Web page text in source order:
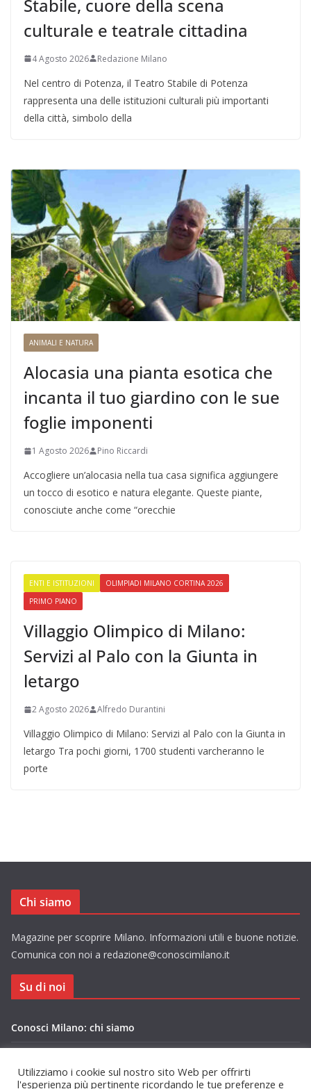
Stabile, cuore della scena
culturale e teatrale cittadina
4 Agosto 2026 Redazione Milano
Nel centro di Potenza, il Teatro Stabile di Potenza
rappresenta una delle istituzioni culturali più importanti
della città, simbolo della
ANIMALI E NATURA
Alocasia una pianta esotica che
incanta il tuo giardino con le sue
foglie imponenti
1 Agosto 2026 Pino Riccardi
Accogliere un’alocasia nella tua casa significa aggiungere
un tocco di esotico e natura elegante. Queste piante,
conosciute anche come “orecchie
ENTI E ISTITUZIONI
OLIMPIADI MILANO CORTINA 2026
PRIMO PIANO
Villaggio Olimpico di Milano:
Servizi al Palo con la Giunta in
letargo
2 Agosto 2026 Alfredo Durantini
Villaggio Olimpico di Milano: Servizi al Palo con la Giunta in
letargo Tra pochi giorni, 1700 studenti varcheranno le
porte
Chi siamo
Magazine per scoprire Milano. Informazioni utili e buone notizie.
Comunica con noi a redazione@conoscimilano.it
Su di noi
Conosci Milano: chi siamo
Utilizziamo i cookie sul nostro sito Web per offrirti
l'esperienza più pertinente ricordando le tue preferenze e